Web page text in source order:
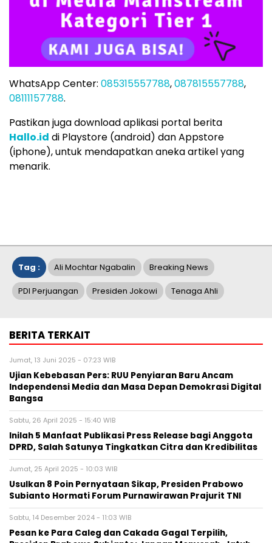
WhatsApp Center: 085315557788,087815557788,
08111157788.
Pastikan juga download aplikasi portal berita
Hallo.id di Playstore (android) dan Appstore
(iphone), untuk mendapatkan aneka artikel yang
menarik.
Tag : Ali Mochtar Ngabalin Breaking News
PDI Perjuangan Presiden Jokowi Tenaga Ahli
BERITA TERKAIT
Jumat, 13 Juni 2025 - 07:23 WIB
Ujian Kebebasan Pers: RUU Penyiaran Baru Ancam
Independensi Media dan Masa Depan Demokrasi Digital
Bangsa
Sabtu, 26 April 2025 - 15:40 WIB
Inilah 5 Manfaat Publikasi Press Release bagi Anggota
DPRD, Salah Satunya Tingkatkan Citra dan Kredibilitas
Jumat, 25 April 2025 - 10:03 WIB
Usulkan 8 Poin Pernyataan Sikap, Presiden Prabowo
Subianto Hormati Forum Purnawirawan Prajurit TNI
Sabtu, 14 Desember 2024 - 11:03 WIB
Pesan ke Para Caleg dan Cakada Gagal Terpilih,